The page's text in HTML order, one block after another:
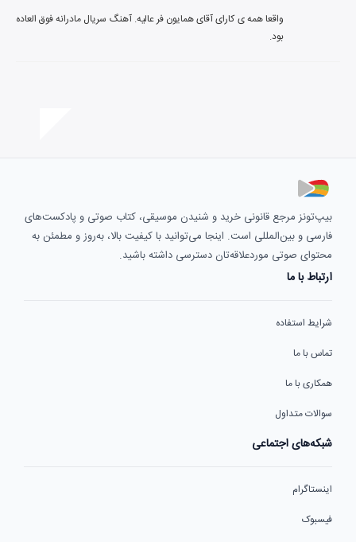
بود.
بیپ‌تونز مرجع قانونی خرید و شنیدن موسیقی، کتاب صوتی و پادکست‌های
فارسی و بین‌المللی است. اینجا می‌توانید با کیفیت بالا، به‌روز و مطمئن به
محتوای صوتی موردعلاقه‌تان دسترسی داشته باشید.
ارتباط با ما
شرایط استفاده
تماس با ما
همکاری با ما
سوالات متداول
شبکه‌های اجتماعی
اینستاگرام
فیسبوک